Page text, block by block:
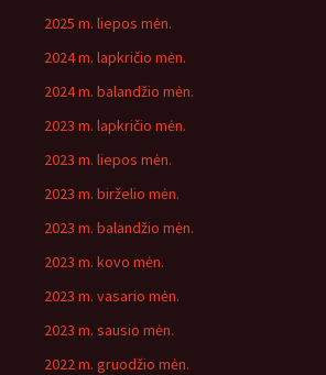
2025 m. liepos mėn.
2024 m. lapkričio mėn.
2024 m. balandžio mėn.
2023 m. lapkričio mėn.
2023 m. liepos mėn.
2023 m. birželio mėn.
2023 m. balandžio mėn.
2023 m. kovo mėn.
2023 m. vasario mėn.
2023 m. sausio mėn.
2022 m. gruodžio mėn.